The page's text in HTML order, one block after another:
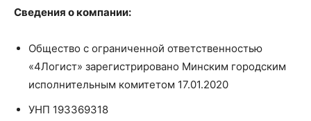
Сведения о компании:
Общество с ограниченной ответственностью
«4Логист» зарегистрировано Минским городским
исполнительным комитетом 17.01.2020
УНП 193369318